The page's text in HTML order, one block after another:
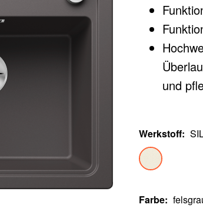
und
Werkstoff:
Farbe: